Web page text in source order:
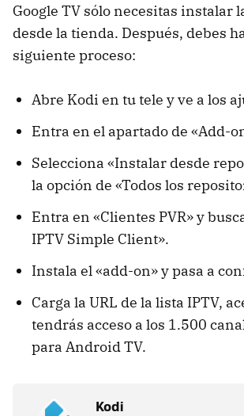
Google TV sólo necesitas instalar
desde la tienda. Después, debes
siguiente proceso:
Abre Kodi en tu tele y ve a los
Entra en el apartado de «Add-
Selecciona «Instalar desde
la opción de «Todos los
Entra en «Clientes PVR» y
IPTV Simple Client».
Instala el «add-on» y pasa a
Carga la URL de la lista IPTV,
tendrás acceso a los 1.500
para Android TV.
Kodi